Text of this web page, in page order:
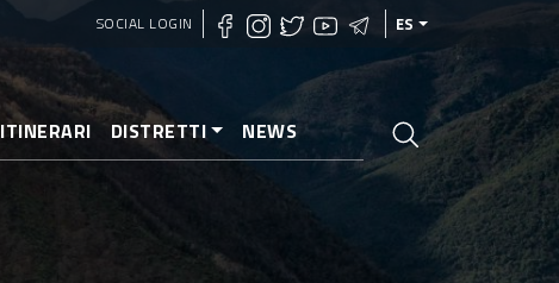
SOCIAL LOGIN ES
ITINERARI DISTRETTI NEWS